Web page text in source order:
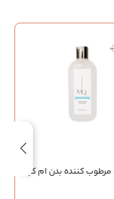
کننده بدن ام کیو